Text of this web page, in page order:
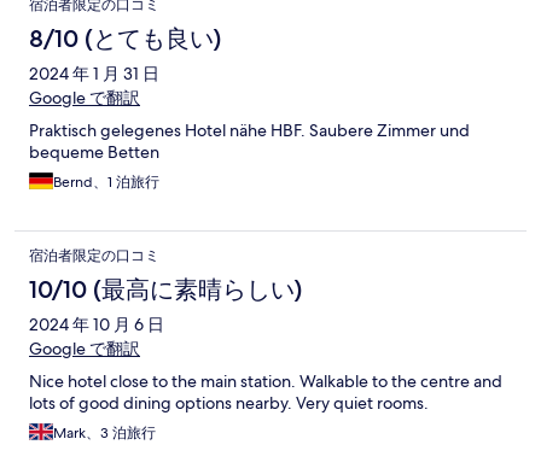
宿泊者限定の口コミ
8/10 (とても良い)
2024 年 1 月 31 日
Google で翻訳
Praktisch gelegenes Hotel nähe HBF. Saubere Zimmer und
bequeme Betten
Bernd、1 泊旅行
宿泊者限定の口コミ
10/10 (最高に素晴らしい)
2024 年 10 月 6 日
Google で翻訳
Nice hotel close to the main station. Walkable to the centre and
lots of good dining options nearby. Very quiet rooms.
Mark、3 泊旅行